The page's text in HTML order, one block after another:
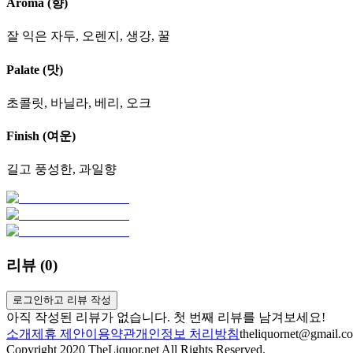
Aroma (향)
잘 익은 자두, 오렌지, 생강, 꿀
Palate (맛)
초콜릿, 바닐라, 베리, 오크
Finish (여운)
길고 풍성한, 과일향
리뷰 (0)
로그인하고 리뷰 작성
아직 작성된 리뷰가 없습니다. 첫 번째 리뷰를 남겨보세요!
소개제휴 제안이용약관개인정보 처리방침
Copyright 2020 TheLiquor.net All Rights Reserved.